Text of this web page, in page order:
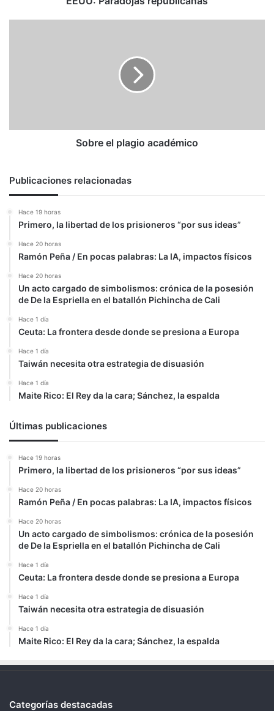
Sobre el plagio académico
Publicaciones relacionadas
Hace 19 horas
Primero, la libertad de los prisioneros “por sus ideas”
Hace 20 horas
Ramón Peña / En pocas palabras: La IA, impactos físicos
Hace 20 horas
Un acto cargado de simbolismos: crónica de la posesión
de De la Espriella en el batallón Pichincha de Cali
Hace 1 día
Ceuta: La frontera desde donde se presiona a Europa
Hace 1 día
Taiwán necesita otra estrategia de disuasión
Hace 1 día
Maite Rico: El Rey da la cara; Sánchez, la espalda
Últimas publicaciones
Hace 19 horas
Primero, la libertad de los prisioneros “por sus ideas”
Hace 20 horas
Ramón Peña / En pocas palabras: La IA, impactos físicos
Hace 20 horas
Un acto cargado de simbolismos: crónica de la posesión
de De la Espriella en el batallón Pichincha de Cali
Hace 1 día
Ceuta: La frontera desde donde se presiona a Europa
Hace 1 día
Taiwán necesita otra estrategia de disuasión
Hace 1 día
Maite Rico: El Rey da la cara; Sánchez, la espalda
Categorías destacadas